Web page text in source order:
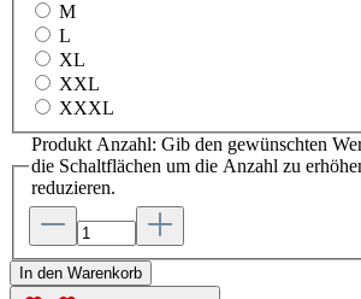
M
L
XL
XXL
XXXL
Produkt Anzahl: Gib den gewünschten
die Schaltflächen um die Anzahl zu
reduzieren.
In den Warenkorb